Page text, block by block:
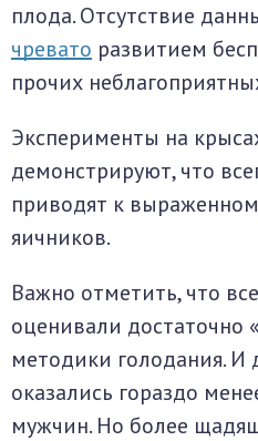
плода. Отсутствие
чревато развитием
прочих
Эксперименты на
демонстрируют, что
приводят к
яичников.
Важно отметить, что
оценивали достаточно
методики голодания.
оказались гораздо
мужчин. Но более